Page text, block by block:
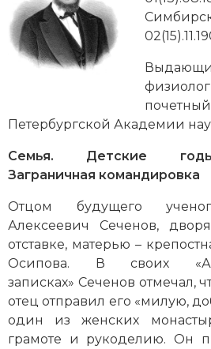
Генеалогия, геральдика
Государство и право
Европа
История материальной и
История международных
История, философия, теория
исторического знания
Итория международных
Латинская Америка
Петербургской Академии
Семья. Детские
Заграничная командировка
Отцом будущего
Алексеевич Сеченов,
отставке, матерью –
Осипова. В своих
записках» Сеченов отмечал,
отец отправил его «милую,
один из женских
грамоте и рукоделию. Он